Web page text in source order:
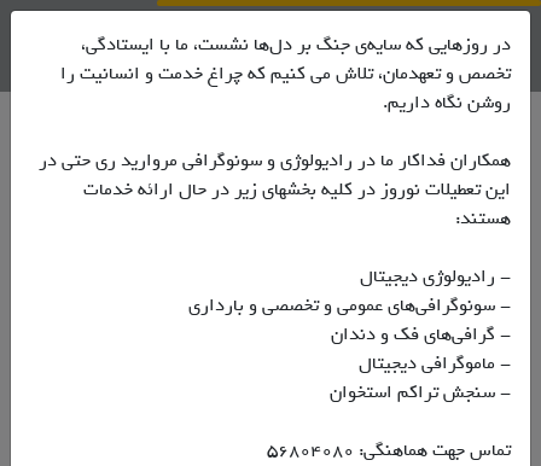
در روزهایی که سایه‌ی جنگ بر دل‌ها نشست، ما با ایستادگی،
تخصص و تعهدمان، تلاش می کنیم که چراغ خدمت و انسانیت را
روشن نگاه داریم.
همکاران فداکار ما در رادیولوژی و سونوگرافی مروارید ری حتی در
این تعطیلات نوروز در کلیه بخشهای زیر در حال ارائه خدمات
هستند:
- رادیولوژی دیجیتال
- سونوگرافی‌های عمومی و تخصصی و بارداری
- گرافی‌های فک و دندان
- ماموگرافی دیجیتال
- سنجش تراکم استخوان
تماس جهت هماهنگی: ۵۶۸۰۴۰۸۰
نوبت دهی اینترنتی
جستجو
مرتب سازی
جدید ترین